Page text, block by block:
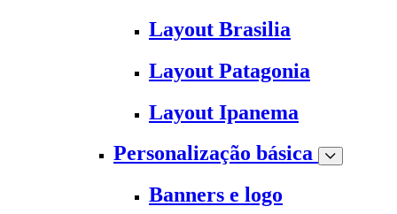
Layout Brasilia
Layout Patagonia
Layout Ipanema
Personalização básica
Banners e logo